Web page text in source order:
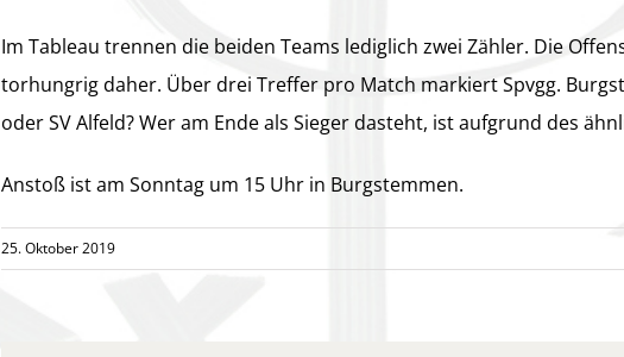
Im Tableau trennen die beiden Teams lediglich zwei Zähler. Die
torhungrig daher. Über drei Treffer pro Match markiert Spvgg.
oder SV Alfeld? Wer am Ende als Sieger dasteht, ist aufgrund des
Anstoß ist am Sonntag um 15 Uhr in Burgstemmen.
25. Oktober 2019